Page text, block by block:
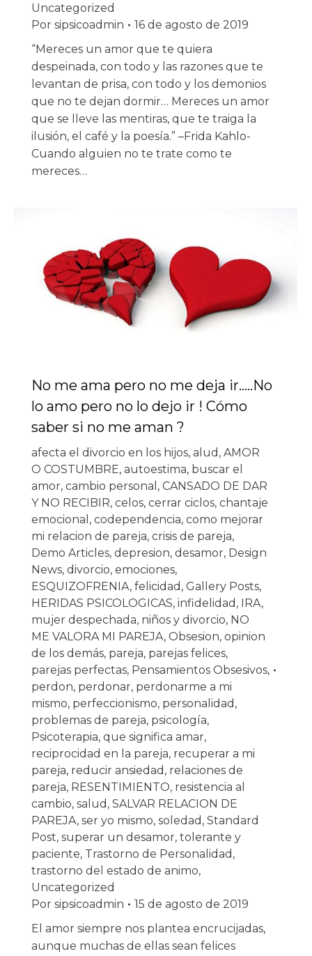
Uncategorized
Por sipsicoadmin
16 de agosto de 2019
“Mereces un amor que te quiera
despeinada, con todo y las razones que te
levantan de prisa, con todo y los demonios
que no te dejan dormir… Mereces un amor
que se lleve las mentiras, que te traiga la
ilusión, el café y la poesía.” –Frida Kahlo-
Cuando alguien no te trate como te
mereces…
No me ama pero no me deja ir…..No
lo amo pero no lo dejo ir ! Cómo
saber si no me aman ?
afecta el divorcio en los hijos, alud , AMOR
O COSTUMBRE, autoestima, buscar el
amor, cambio personal , CANSADO DE DAR
Y NO RECIBIR, celos, cerrar ciclos, chantaje
emocional , codependencia, como mejorar
mi relacion de pareja, crisis de pareja,
Demo Articles, depresion, desamor, Design
News, divorcio, emociones,
ESQUIZOFRENIA, felicidad , Gallery Posts,
HERIDAS PSICOLOGICAS, infidelidad , IRA,
mujer despechada, niños y divorcio, NO
ME VALORA MI PAREJA, Obsesion, opinion
de los demás, pareja, parejas felices,
parejas perfectas, Pensamientos Obsesivos,
perdon, perdonar, perdonarme a mi
mismo, perfeccionismo, personalidad ,
problemas de pareja, psicología,
Psicoterapia, que significa amar,
reciprocidad en la pareja, recuperar a mi
pareja, reducir ansiedad , relaciones de
pareja, RESENTIMIENTO, resistencia al
cambio, salud , SALVAR RELACION DE
PAREJA, ser yo mismo, soledad , Standard
Post, superar un desamor, tolerante y
paciente, Trastorno de Personalidad ,
trastorno del estado de animo,
Uncategorized
Por sipsicoadmin
15 de agosto de 2019
El amor siempre nos plantea encrucijadas,
aunque muchas de ellas sean felices